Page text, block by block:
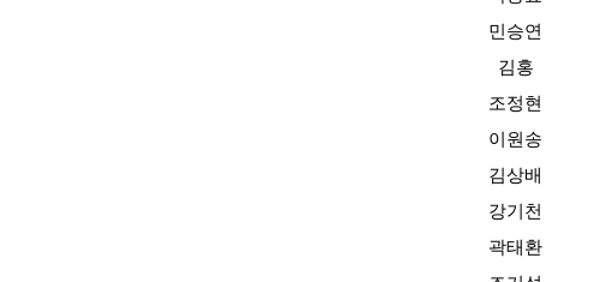
민승연
김홍
조정현
이원송
김상배
강기천
곽태환